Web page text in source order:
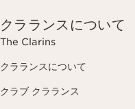
クラランスについて
The Clarins
クラランスについて
クラブ クラランス